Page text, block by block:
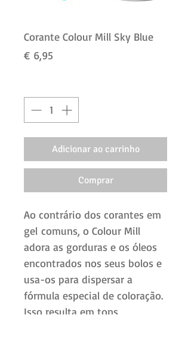
Corante Colour Mill Sky Blue
€ 6,95
Adicionar ao carrinho
Comprar
Ao contrário dos corantes em
gel comuns, o Colour Mill
adora as gorduras e os óleos
encontrados nos seus bolos e
usa-os para dispersar a
fórmula especial de coloração.
Isso resulta em tons